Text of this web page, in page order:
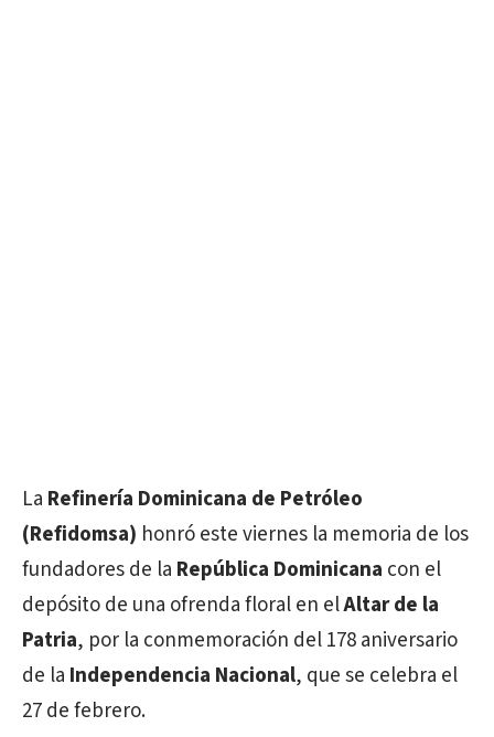
La Refinería Dominicana de Petróleo
(Refidomsa) honró este viernes la memoria de los
fundadores de la República Dominicana con el
depósito de una ofrenda floral en elAltar de la
Patria, por la conmemoración del 178 aniversario
de la Independencia Nacional, que se celebra el
27 de febrero.